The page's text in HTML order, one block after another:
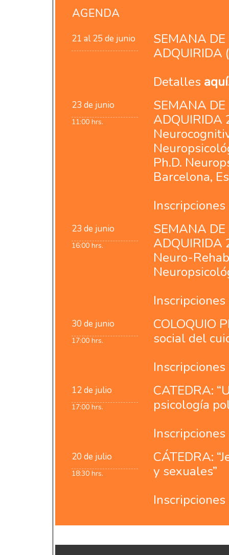
21 al 25 de junio
SEMANA
ADQUIRIDA
Detalles
23 de junio
11:00 hrs.
SEMANA
ADQUIRIDA
Ph.D.
Barcelona,
Inscripciones
23 de junio
16:00 hrs.
SEMANA
ADQUIRIDA
Neuro-
Inscripciones
30 de junio
17:00 hrs.
COLOQUIO
social del
Inscripciones
12 de julio
17:00 hrs.
CATEDRA:
psicología
Inscripciones
20 de julio
18:30 hrs.
CÁTEDRA:
y sexuales”
Inscripciones